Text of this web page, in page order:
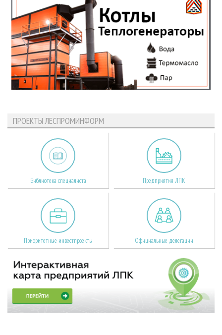
ПРОЕКТЫ ЛЕСПРОМИНФОРМ
Библиотека специалиста Предприятия ЛПК
Приоритетные инвестпроекты Официальные делегации